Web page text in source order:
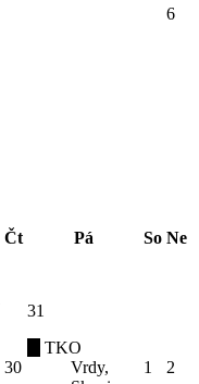
6
Čt Pá So Ne
30
31
TKO
Vrdy,
1 2